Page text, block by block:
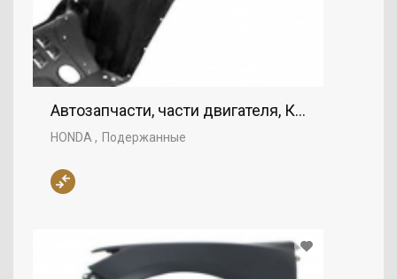
Автозапчасти, части двигателя, Крыло, HONDA
HONDA Подержанные